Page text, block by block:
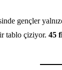
gençler
tablo çiziyor. 45